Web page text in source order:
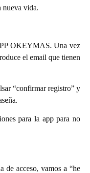
nueva vida.
OKEYMAS. Una vez
el email que tienen
“confirmar registro” y
para la app para no
de acceso, vamos a “he